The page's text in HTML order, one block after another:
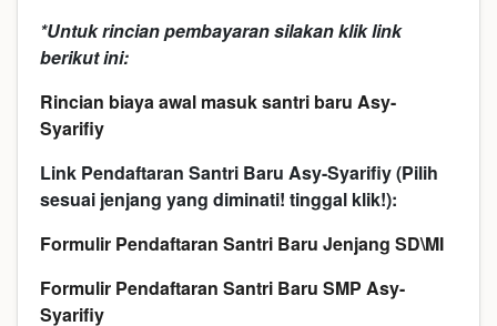
*Untuk rincian pembayaran silakan klik link
berikut ini:
Rincian biaya awal masuk santri baru Asy-
Syarifiy
Link Pendaftaran Santri Baru Asy-Syarifiy (Pilih
sesuai jenjang yang diminati! tinggal klik!):
Formulir Pendaftaran Santri Baru Jenjang SD\MI
Formulir Pendaftaran Santri Baru SMP Asy-
Syarifiy